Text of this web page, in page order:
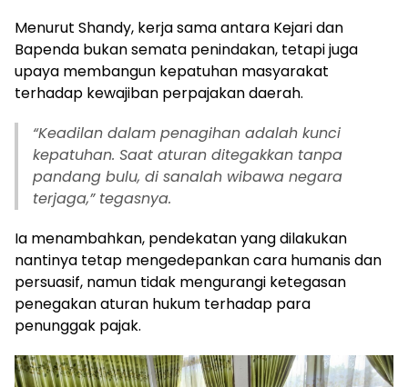
Menurut Shandy, kerja sama antara Kejari dan
Bapenda bukan semata penindakan, tetapi juga
upaya membangun kepatuhan masyarakat
terhadap kewajiban perpajakan daerah.
“Keadilan dalam penagihan adalah kunci
kepatuhan. Saat aturan ditegakkan tanpa
pandang bulu, di sanalah wibawa negara
terjaga,” tegasnya.
Ia menambahkan, pendekatan yang dilakukan
nantinya tetap mengedepankan cara humanis dan
persuasif, namun tidak mengurangi ketegasan
penegakan aturan hukum terhadap para
penunggak pajak.